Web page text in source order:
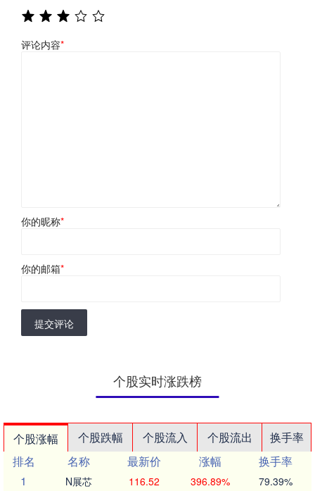
评论内容*
你的昵称*
你的邮箱*
提交评论
个股实时涨跌榜
个股涨幅 个股跌幅 个股流入 个股流出
换手率
排名
名称 最新价 涨幅
换手率
1
N展芯 116.52 396.89% 79.39%